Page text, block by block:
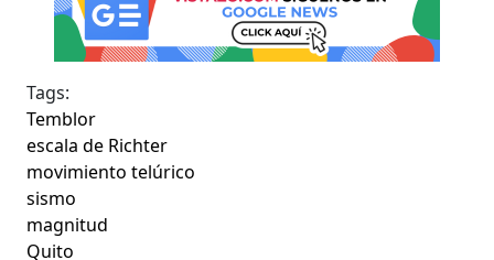
Tags:
Temblor
escala de Richter
movimiento telúrico
sismo
magnitud
Quito